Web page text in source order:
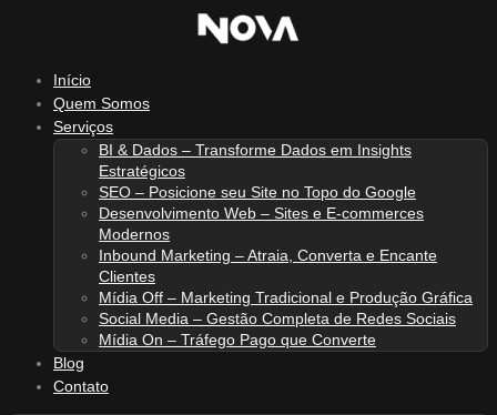
conteúdoInício
Quem Somos
Serviços
BI & Dados – Transforme Dados em Insights
Estratégicos
SEO – Posicione seu Site no Topo do Google
Desenvolvimento Web – Sites e E-commerces
Modernos
Inbound Marketing – Atraia, Converta e Encante
Clientes
Mídia Off – Marketing Tradicional e Produção Gráfica
Social Media – Gestão Completa de Redes Sociais
Mídia On – Tráfego Pago que Converte
Blog
Contato